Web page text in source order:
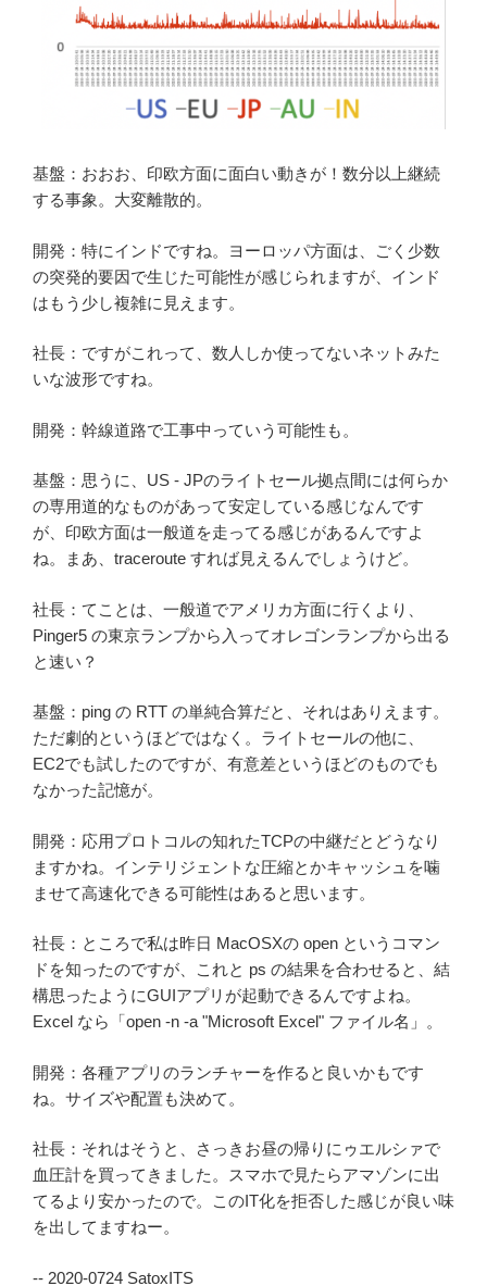
基盤：おおお、印欧方面に面白い動きが！数分以上継続
する事象。大変離散的。
開発：特にインドですね。ヨーロッパ方面は、ごく少数
の突発的要因で生じた可能性が感じられますが、インド
はもう少し複雑に見えます。
社長：ですがこれって、数人しか使ってないネットみた
いな波形ですね。
開発：幹線道路で工事中っていう可能性も。
基盤：思うに、US - JPのライトセール拠点間には何らか
の専用道的なものがあって安定している感じなんです
が、印欧方面は一般道を走ってる感じがあるんですよ
ね。まあ、traceroute すれば見えるんでしょうけど。
社長：てことは、一般道でアメリカ方面に行くより、
Pinger5 の東京ランプから入ってオレゴンランプから出る
と速い？
基盤：ping の RTT の単純合算だと、それはありえます。
ただ劇的というほどではなく。ライトセールの他に、
EC2でも試したのですが、有意差というほどのものでも
なかった記憶が。
開発：応用プロトコルの知れたTCPの中継だとどうなり
ますかね。インテリジェントな圧縮とかキャッシュを噛
ませて高速化できる可能性はあると思います。
社長：ところで私は昨日 MacOSXの open というコマン
ドを知ったのですが、これと ps の結果を合わせると、結
構思ったようにGUIアプリが起動できるんですよね。
Excel なら「open -n -a "Microsoft Excel" ファイル名」。
開発：各種アプリのランチャーを作ると良いかもです
ね。サイズや配置も決めて。
社長：それはそうと、さっきお昼の帰りにゥエルシァで
血圧計を買ってきました。スマホで見たらアマゾンに出
てるより安かったので。このIT化を拒否した感じが良い味
を出してますねー。
-- 2020-0724 SatoxITS